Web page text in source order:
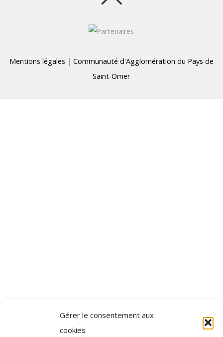
Gérer le consentement aux
cookies
Mentions légales | Communauté d'Agglomération du Pays de
Saint-Omer